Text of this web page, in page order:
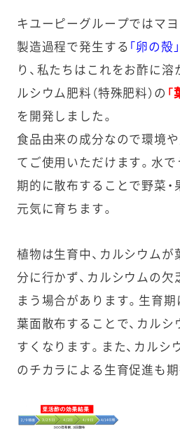
キユーピーグループではマ
製造過程で発生する 「卵の殻」
り、私たちはこれをお酢に溶
ルシウム肥料（特殊肥料）の
を開発しました。
食品由来の成分なので環境
てご使用いただけます。水で
期的に散布することで野菜・
元気に育ちます。
植物は生育中、カルシウム
分に行かず、カルシウムの欠
まう場合があります。生育
葉面散布することで、カル
すくなります。また、カルシ
のチカラによる生育促進も期